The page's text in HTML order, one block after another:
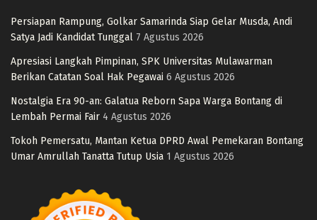
Persiapan Rampung, Golkar Samarinda Siap Gelar Musda, Andi
Satya Jadi Kandidat Tunggal 7 Agustus 2026
Apresiasi Langkah Pimpinan, SPK Universitas Mulawarman
Berikan Catatan Soal Hak Pegawai 6 Agustus 2026
Nostalgia Era 90-an: Galatua Reborn Sapa Warga Bontang di
Lembah Permai Fair 4 Agustus 2026
Tokoh Pemersatu, Mantan Ketua DPRD Awal Pemekaran Bontang
Umar Amrullah Tanatta Tutup Usia 1 Agustus 2026